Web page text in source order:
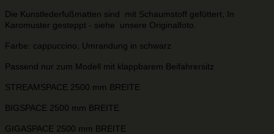
Die Kunstlederfußmatten sind mit Schaumstoff gefüttert, In
Karomuster gesteppt - siehe unsere Originalfoto.
Farbe: cappuccino, Umrandung in schwarz
Passend nur zum Modell mit klappbarem Beifahrersitz
STREAMSPACE 2500 mm BREITE
BIGSPACE 2500 mm BREITE
GIGASPACE 2500 mm BREITE